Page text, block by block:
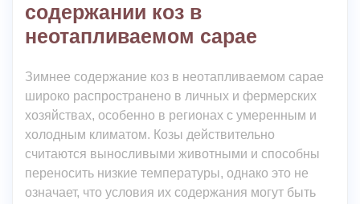
содержании коз в
неотапливаемом сарае
Зимнее содержание коз в неотапливаемом сарае
широко распространено в личных и фермерских
хозяйствах, особенно в регионах с умеренным и
холодным климатом. Козы действительно
считаются выносливыми животными и способны
переносить низкие температуры, однако это не
означает, что условия их содержания могут быть